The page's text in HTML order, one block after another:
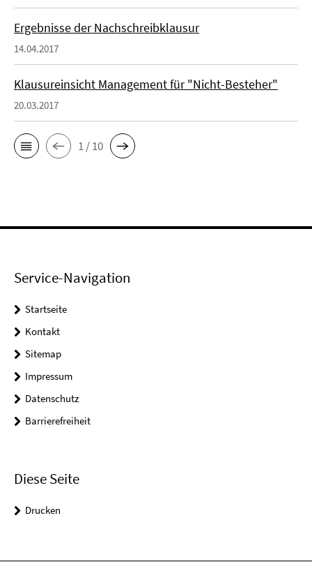
Ergebnisse der Nachschreibklausur
14.04.2017
Klausureinsicht Management für "Nicht-Besteher"
20.03.2017
1 / 10
Service-Navigation
Startseite
Kontakt
Sitemap
Impressum
Datenschutz
Barrierefreiheit
Diese Seite
Drucken